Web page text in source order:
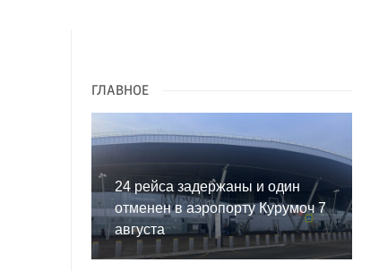
ГЛАВНОЕ
24 рейса задержаны и один
отменен в аэропорту Курумоч 7
августа